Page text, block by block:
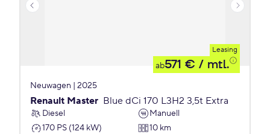
Leasing
ab571 € / mtl.
Neuwagen | 2025
Renault Master Blue dCi 170 L3H2 3,5t Extra
Diesel
Manuell
170 PS (124 kW)
10 km